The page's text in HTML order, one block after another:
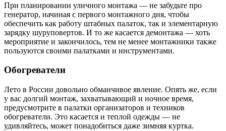
При планировании уличного монтажа — не забудьте про
генератор, начиная с первого монтажного дня, чтобы
обеспечить как работу штабных палаток, так и элементарную
зарядку шуруповертов. И то же касается демонтажа — хоть
мероприятие и закончилось, тем не менее монтажники также
пользуются своими палатками и инструментами.
Обогреватели
Лето в России довольно обманчивое явление. Опять же, если
у вас долгий монтаж, захватывающий и ночное время,
предусмотрите в палатки организаторов и техников
обогреватели. Это касается и теплой одежды — не
удивляйтесь, может понадобиться даже зимняя куртка.